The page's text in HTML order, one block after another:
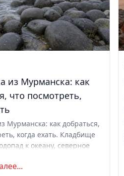
из Мурманска: как
что посмотреть,
Мурманска: как добраться,
когда ехать. Кладбище
к океану, северное
по поездке.